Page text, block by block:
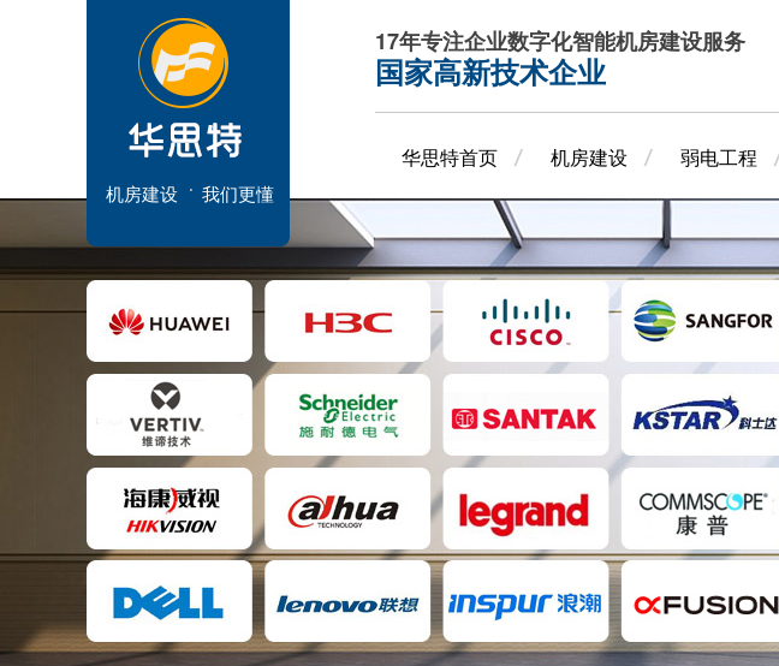
机房建设 我们更懂
17年专注企业数字化智能机房建设服务
国家高新技术企业
华思特首页 机房建设 弱电工程